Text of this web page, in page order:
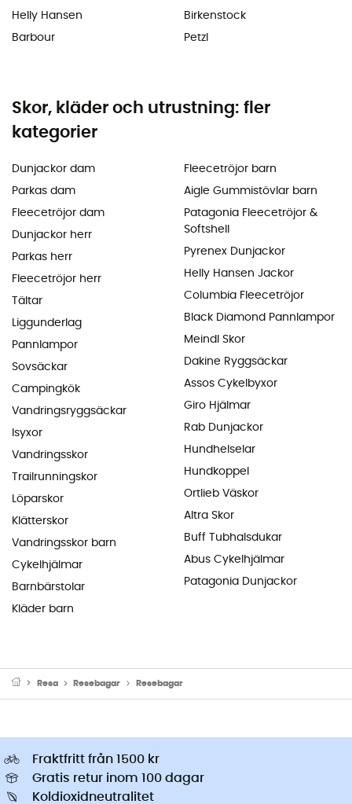
Helly Hansen
Barbour
Birkenstock
Petzl
Skor, kläder och utrustning: fler
kategorier
Dunjackor dam
Parkas dam
Fleecetröjor dam
Dunjackor herr
Parkas herr
Fleecetröjor herr
Tältar
Liggunderlag
Pannlampor
Sovsäckar
Campingkök
Vandringsryggsäckar
Isyxor
Vandringsskor
Trailrunningskor
Löparskor
Klätterskor
Vandringsskor barn
Cykelhjälmar
Barnbärstolar
Kläder barn
Fleecetröjor barn
Aigle Gummistövlar barn
Patagonia Fleecetröjor &
Softshell
Pyrenex Dunjackor
Helly Hansen Jackor
Columbia Fleecetröjor
Black Diamond Pannlampor
Meindl Skor
Dakine Ryggsäckar
Assos Cykelbyxor
Giro Hjälmar
Rab Dunjackor
Hundhelselar
Hundkoppel
Ortlieb Väskor
Altra Skor
Buff Tubhalsdukar
Abus Cykelhjälmar
Patagonia Dunjackor
Resa Resebagar Resebagar
Fraktfritt från 1500 kr
Gratis retur inom 100 dagar
Koldioxidneutralitet